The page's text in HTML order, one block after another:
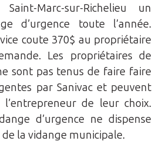
Marc-sur-Richelieu un
d’urgence toute l’année.
coute 370$ au propriétaire
Les propriétaires de
sont pas tenus de faire faire
par Sanivac et peuvent
de leur choix.
d’urgence ne dispense
la vidange municipale.